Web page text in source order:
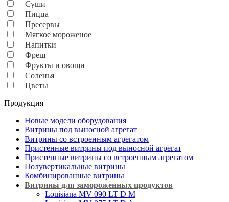
Суши
Пицца
Пресервы
Мягкое мороженое
Напитки
Фреш
Фрукты и овощи
Соленья
Цветы
Продукция
Новые модели оборудования
Витрины под выносной агрегат
Витрины со встроенным агрегатом
Пристенные витрины под выносной агрегат
Пристенные витрины со встроенным агрегатом
Полувертикальные витрины
Комбинированные витрины
Витрины для замороженных продуктов
Louisiana MV 090 LT D M